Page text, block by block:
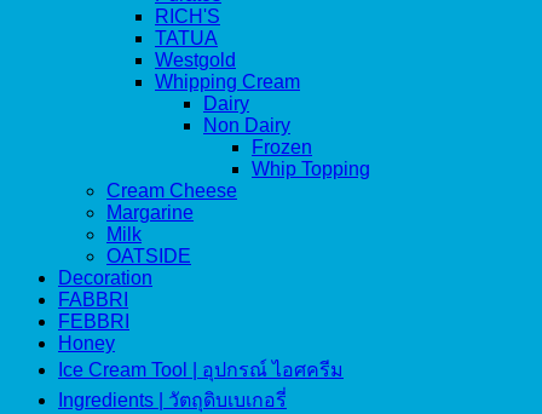
RICH'S
TATUA
Westgold
Whipping Cream
Dairy
Non Dairy
Frozen
Whip Topping
Cream Cheese
Margarine
Milk
OATSIDE
Decoration
FABBRI
FEBBRI
Honey
Ice Cream Tool | อุปกรณ์ ไอศครีม
Ingredients | วัตถุดิบเบเกอรี่